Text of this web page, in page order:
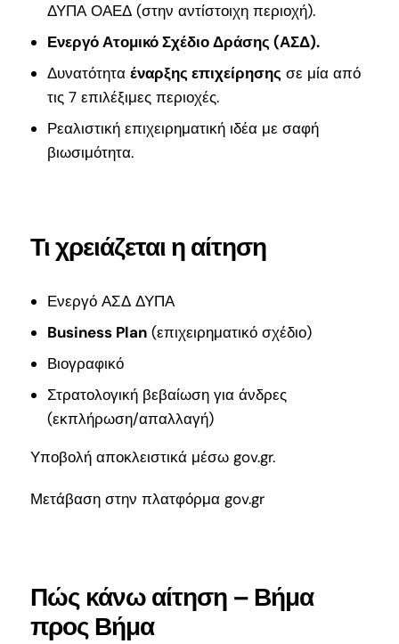
ΔΥΠΑ ΟΑΕΔ (στην αντίστοιχη περιοχή).
Ενεργό Ατομικό Σχέδιο Δράσης (ΑΣΔ).
Δυνατότηταέναρξης επιχείρησης σε μία από
τις 7 επιλέξιμες περιοχές.
Ρεαλιστική επιχειρηματική ιδέα με σαφή
βιωσιμότητα.
Τι χρειάζεται η αίτηση
Ενεργό ΑΣΔ ΔΥΠΑ
Business Plan (επιχειρηματικό σχέδιο)
Βιογραφικό
Στρατολογική βεβαίωση για άνδρες
(εκπλήρωση/απαλλαγή)
Υποβολή αποκλειστικά μέσω gov.gr.
Μετάβαση στην πλατφόρμα gov.gr
Πώς κάνω αίτηση – Βήμα
προς Βήμα